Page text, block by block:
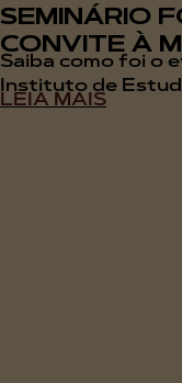
SEMINÁRIO
CONVITE À
Saiba como foi o
Instituto de
LEIA MAIS